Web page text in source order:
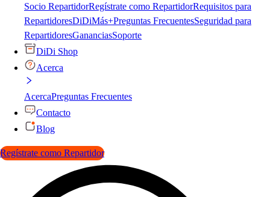
Socio RepartidorRegístrate como RepartidorRequisitos para
RepartidoresDiDiMás+Preguntas FrecuentesSeguridad para
RepartidoresGananciasSoporte
DiDi Shop
Acerca
AcercaPreguntas Frecuentes
Contacto
Blog
Regístrate como Repartidor